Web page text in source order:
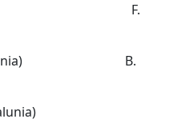
Jordi F.
(Katalunia) B.
(Katalunia)